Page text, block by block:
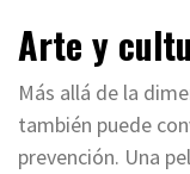
Arte y
Más allá de la
también puede
prevención. Una